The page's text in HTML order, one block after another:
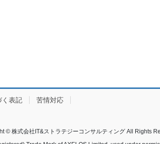
く表記 苦情対応
© 株式会社IT&ストラテジーコンサルティング All Rights